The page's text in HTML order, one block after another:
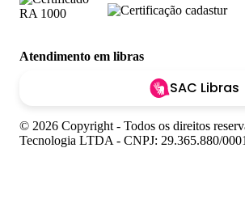
Atendimento em libras
SAC Libras
© 2026 Copyright - Todos os direitos
Tecnologia LTDA - CNPJ: 29.365.880/